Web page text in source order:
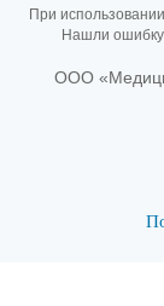
При
Нашли ошибку
ООО